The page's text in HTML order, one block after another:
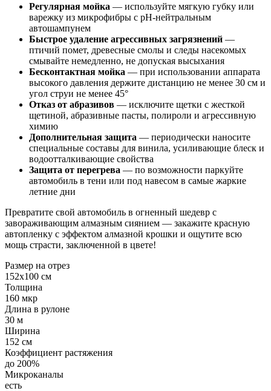
Регулярная мойка — используйте мягкую губку или
варежку из микрофибры с pH-нейтральным
автошампунем
Быстрое удаление агрессивных загрязнений —
птичий помет, древесные смолы и следы насекомых
смывайте немедленно, не допуская высыхания
Бесконтактная мойка — при использовании аппарата
высокого давления держите дистанцию не менее 30 см и
угол струи не менее 45°
Отказ от абразивов — исключите щетки с жесткой
щетиной, абразивные пасты, полироли и агрессивную
химию
Дополнительная защита — периодически наносите
специальные составы для винила, усиливающие блеск и
водоотталкивающие свойства
Защита от перегрева — по возможности паркуйте
автомобиль в тени или под навесом в самые жаркие
летние дни
Превратите свой автомобиль в огненный шедевр с
завораживающим алмазным сиянием — закажите красную
автопленку с эффектом алмазной крошки и ощутите всю
мощь страсти, заключенной в цвете!
Размер на отрез
152x100 см
Толщина
160 мкр
Длина в рулоне
30 м
Ширина
152 см
Коэффициент растяжения
до 200%
Микроканалы
есть